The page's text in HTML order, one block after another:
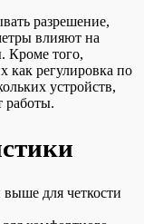
разрешение,
влияют на
Кроме того,
как регулировка по
устройств,
работы.
для четкости